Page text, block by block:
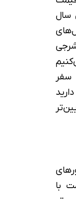
سال
سفر
با